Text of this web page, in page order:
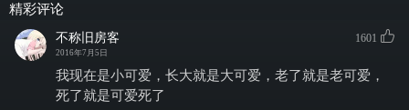
清新的耶加雪啡咖啡（耶加雪啡是埃塞俄比亚的一个小镇，盛产咖
啡，耶加雪啡成了精品咖啡的代名词）
귀여운 콩들에 정성가득 담아
可爱的豆子们满腔的赤诚
精彩评论
不称旧房客
2016年7月5日
1601
我现在是小可爱，长大就是大可爱，老了就是老可爱，
死了就是可爱死了